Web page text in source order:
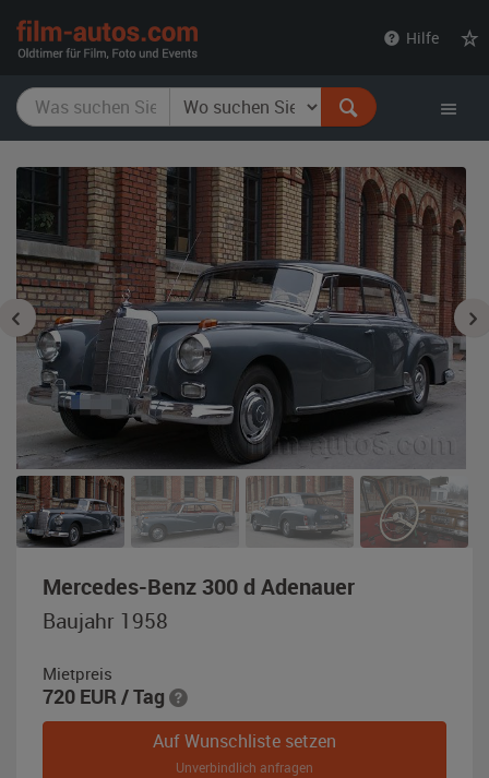
Hilfe
Mercedes-Benz 300 d Adenauer,
Baujahr 1958
Mietpreis
720 EUR / Tag
Auf Wunschliste setzen
Unverbindlich anfragen